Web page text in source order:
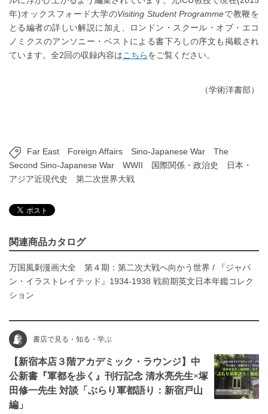
年)オックスフォード大学のVisiting Student Programmeで教鞭を
とる編者の詳しい解説に加え、ロンドン・スクール・オブ・エコ
ノミクスのアンソニー・ベストによる書下ろしの序文も掲載され
ています。全2回の収録内容はこちらをご覧ください。
（学術洋書部）
Far East Foreign Affairs Sino-Japanese War
The
Second Sino-Japanese War
WWII 国際関係・政治史
日本・
アジア近現代史
第二次世界大戦
関連商品カタログ
万国風刺漫画大全 第４期：第二次大戦へ向かう世界 /
『ジャパ
ン・イラストレイテッド』1934-1938 戦前期英文日本年鑑コレク
ション
書店で見る・知る・学ぶ
【新宿本店３階アカデミック・ラウンジ】中
公新書『軍都を歩く』刊行記念 清水亮先生×塚
田修一先生 対談「ぶらり軍都語り：新宿戸山
編」